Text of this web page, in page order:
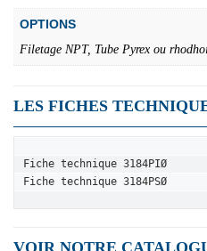
OPTIONS
Filetage NPT, Tube Pyrex ou
LES FICHES
Fiche technique 3184PIØ
Fiche technique 3184PSØ
VOIR NOTRE